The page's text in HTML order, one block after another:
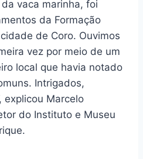
vaca marinha, foi
da Formação
de Coro. Ouvimos
vez por meio de um
local que havia notado
Intrigados,
explicou Marcelo
do Instituto e Museu